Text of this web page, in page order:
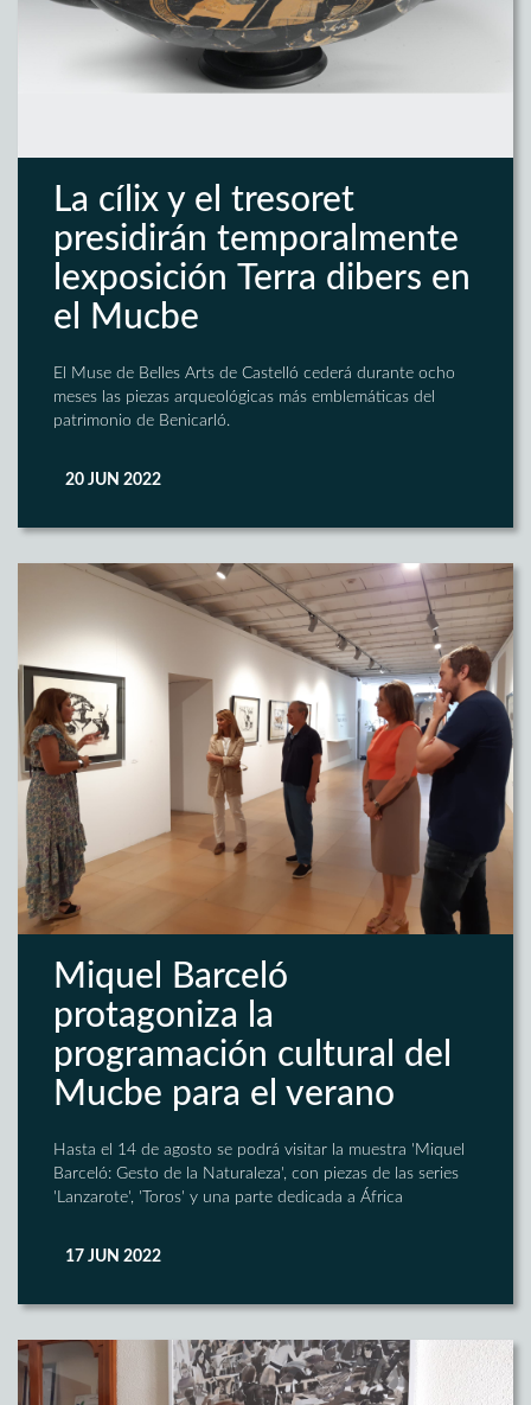
La cílix y el tresoret
presidirán temporalmente
lexposición Terra dibers en
el Mucbe
El Muse de Belles Arts de Castelló cederá durante ocho
meses las piezas arqueológicas más emblemáticas del
patrimonio de Benicarló.
20 JUN 2022
Miquel Barceló
protagoniza la
programación cultural del
Mucbe para el verano
Hasta el 14 de agosto se podrá visitar la muestra 'Miquel
Barceló: Gesto de la Naturaleza', con piezas de las series
'Lanzarote', 'Toros' y una parte dedicada a África
17 JUN 2022